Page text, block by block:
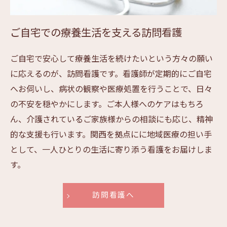
ご自宅での療養生活を支える訪問看護
ご自宅で安心して療養生活を続けたいという方々の願い
に応えるのが、訪問看護です。看護師が定期的にご自宅
へお伺いし、病状の観察や医療処置を行うことで、日々
の不安を穏やかにします。ご本人様へのケアはもちろ
ん、介護されているご家族様からの相談にも応じ、精神
的な支援も行います。関西を拠点にに地域医療の担い手
として、一人ひとりの生活に寄り添う看護をお届けしま
す。
訪問看護へ